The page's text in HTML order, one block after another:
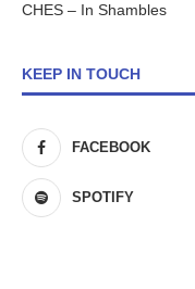
CHES – In Shambles
KEEP IN TOUCH
FACEBOOK
SPOTIFY